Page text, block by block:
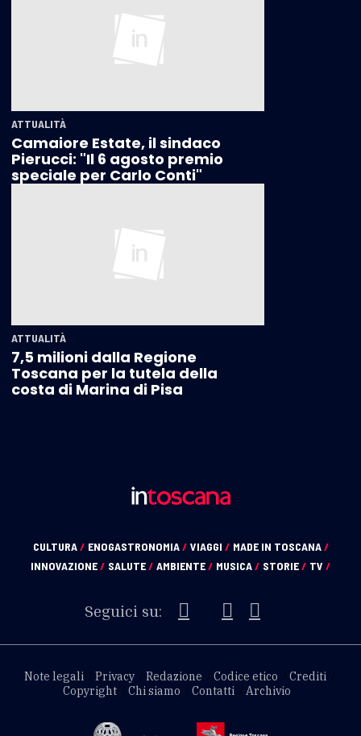
ATTUALITÀ
Camaiore Estate, il sindaco
Pierucci: "Il 6 agosto premio
speciale per Carlo Conti"
ATTUALITÀ
7,5 milioni dalla Regione
Toscana per la tutela della
costa di Marina di Pisa
CULTURA/ ENOGASTRONOMIA/ VIAGGI / MADE IN TOSCANA/
INNOVAZIONE/ SALUTE/ AMBIENTE/ MUSICA/ STORIE/ TV /
Seguici su:
Note legali Privacy Redazione Codice etico
Crediti
Copyright
Chi siamo Contatti Archivio